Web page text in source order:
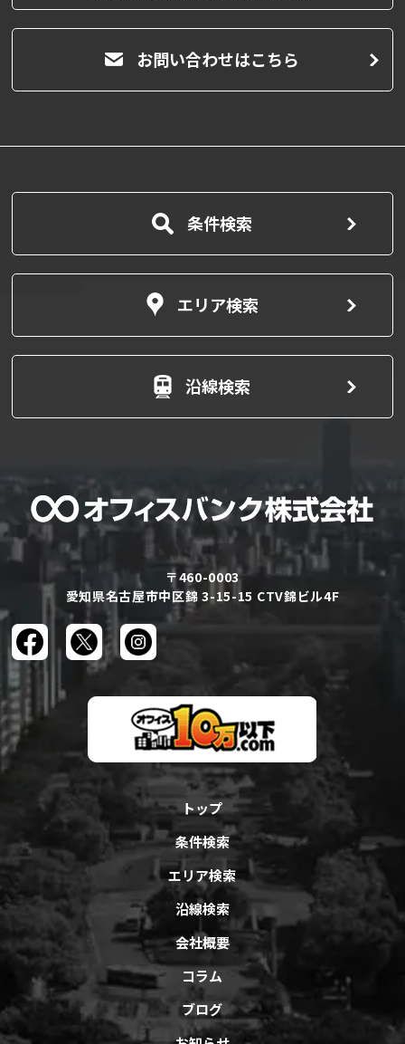
お問い合わせはこちら
条件検索
エリア検索
沿線検索
〒460-0003
愛知県名古屋市中区錦 3-15-15 CTV錦ビル4F
トップ
条件検索
エリア検索
沿線検索
会社概要
コラム
ブログ